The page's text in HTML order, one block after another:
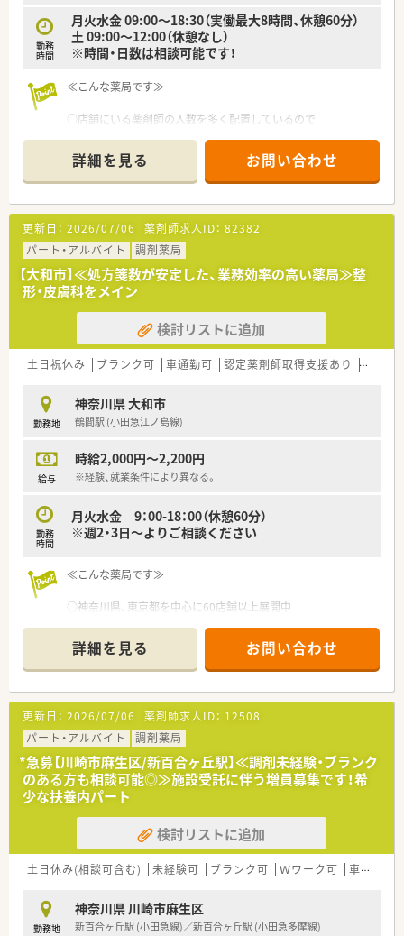
勤務
時間
月火水金 09:00～18:30（実働最大8時間、休憩60分）
土 09:00～12:00（休憩なし）
※時間・日数は相談可能です！
≪こんな薬局です≫
○店舗にいる薬剤師の人数を多く配置しているので
す。
詳細を見る お問い合わせ
更新日： 2026/07/06 薬剤師求人ID： 82382
パート・アルバイト
調剤薬局
【大和市】≪処方箋数が安定した、業務効率の高い薬局≫整
形・皮膚科をメイン
検討リストに追加
土日祝休み ブランク可 車通勤可 認定薬剤師取得支援あり 教育制
勤務地
神奈川県 大和市
鶴間駅 (小田急江ノ島線)
給与
時給2,000円～2,200円
※経験、就業条件により異なる。
勤務
時間
月火水金 9：00-18：00（休憩60分）
※週2・3日～よりご相談ください
≪こんな薬局です≫
○神奈川県、東京都を中心に60店舗以上展開中
○若手-ベテランまで、定着率が高いのも自慢の一つです。
○風通しがよく、社員一人一人をしっかり見ています
○安定した成長を続けています
≪充実の教育研修≫
◆本店による集合研修
◆配属店によるOJT研修
◆OFFJT（各種研修会参加者支援制度）
詳細を見る お問い合わせ
更新日： 2026/07/06 薬剤師求人ID： 12508
パート・アルバイト
調剤薬局
*急募【川崎市麻生区/新百合ヶ丘駅】≪調剤未経験・ブランク
のある方も相談可能◎≫施設受託に伴う増員募集です！希
少な扶養内パート
検討リストに追加
土日休み(相談可含む) 未経験可 ブランク可 Ｗワーク可 車通勤可
勤務地
神奈川県 川崎市麻生区
新百合ヶ丘駅 (小田急線)／新百合ヶ丘駅 (小田急多摩線)